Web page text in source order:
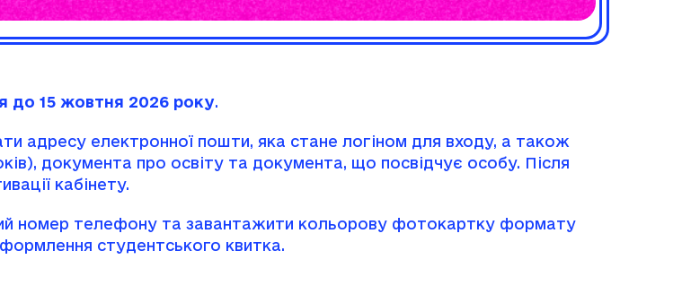
до 15 жовтня 2026 року.
адресу електронної пошти, яка стане логіном для входу, а також
документа про освіту та документа, що посвідчує особу. Після
кабінету.
номер телефону та завантажити кольорову фотокартку формату
студентського квитка.